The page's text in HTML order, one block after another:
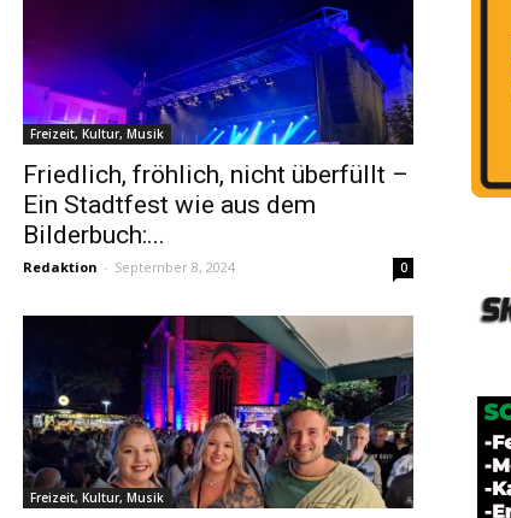
Freizeit, Kultur, Musik
Friedlich, fröhlich, nicht überfüllt –
Ein Stadtfest wie aus dem
Bilderbuch:...
Redaktion - September 8, 2024 0
Freizeit, Kultur, Musik